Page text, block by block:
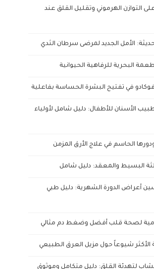
التوازن الهرموني وتقليل القلق عند
الأمل الجديد لمرضى سرطان الثدي
البحرية للرفاهية الحيوانية
في تفتيح البشرة الحساسة بفاعلية
الأسنان للأطفال: دليل شامل لأولياء
الحاسم في علاج الأرق المزمن
البسيط والمعقد: دليل شامل
أعراض الدورة الشهرية: دليل طبي
لصحة قلب أفضل وضغط دم مثالي
الأكثر شيوعاً حول مزيل العرق الطبيعي
لتهدئة القلق: دليل متكامل وموثوق